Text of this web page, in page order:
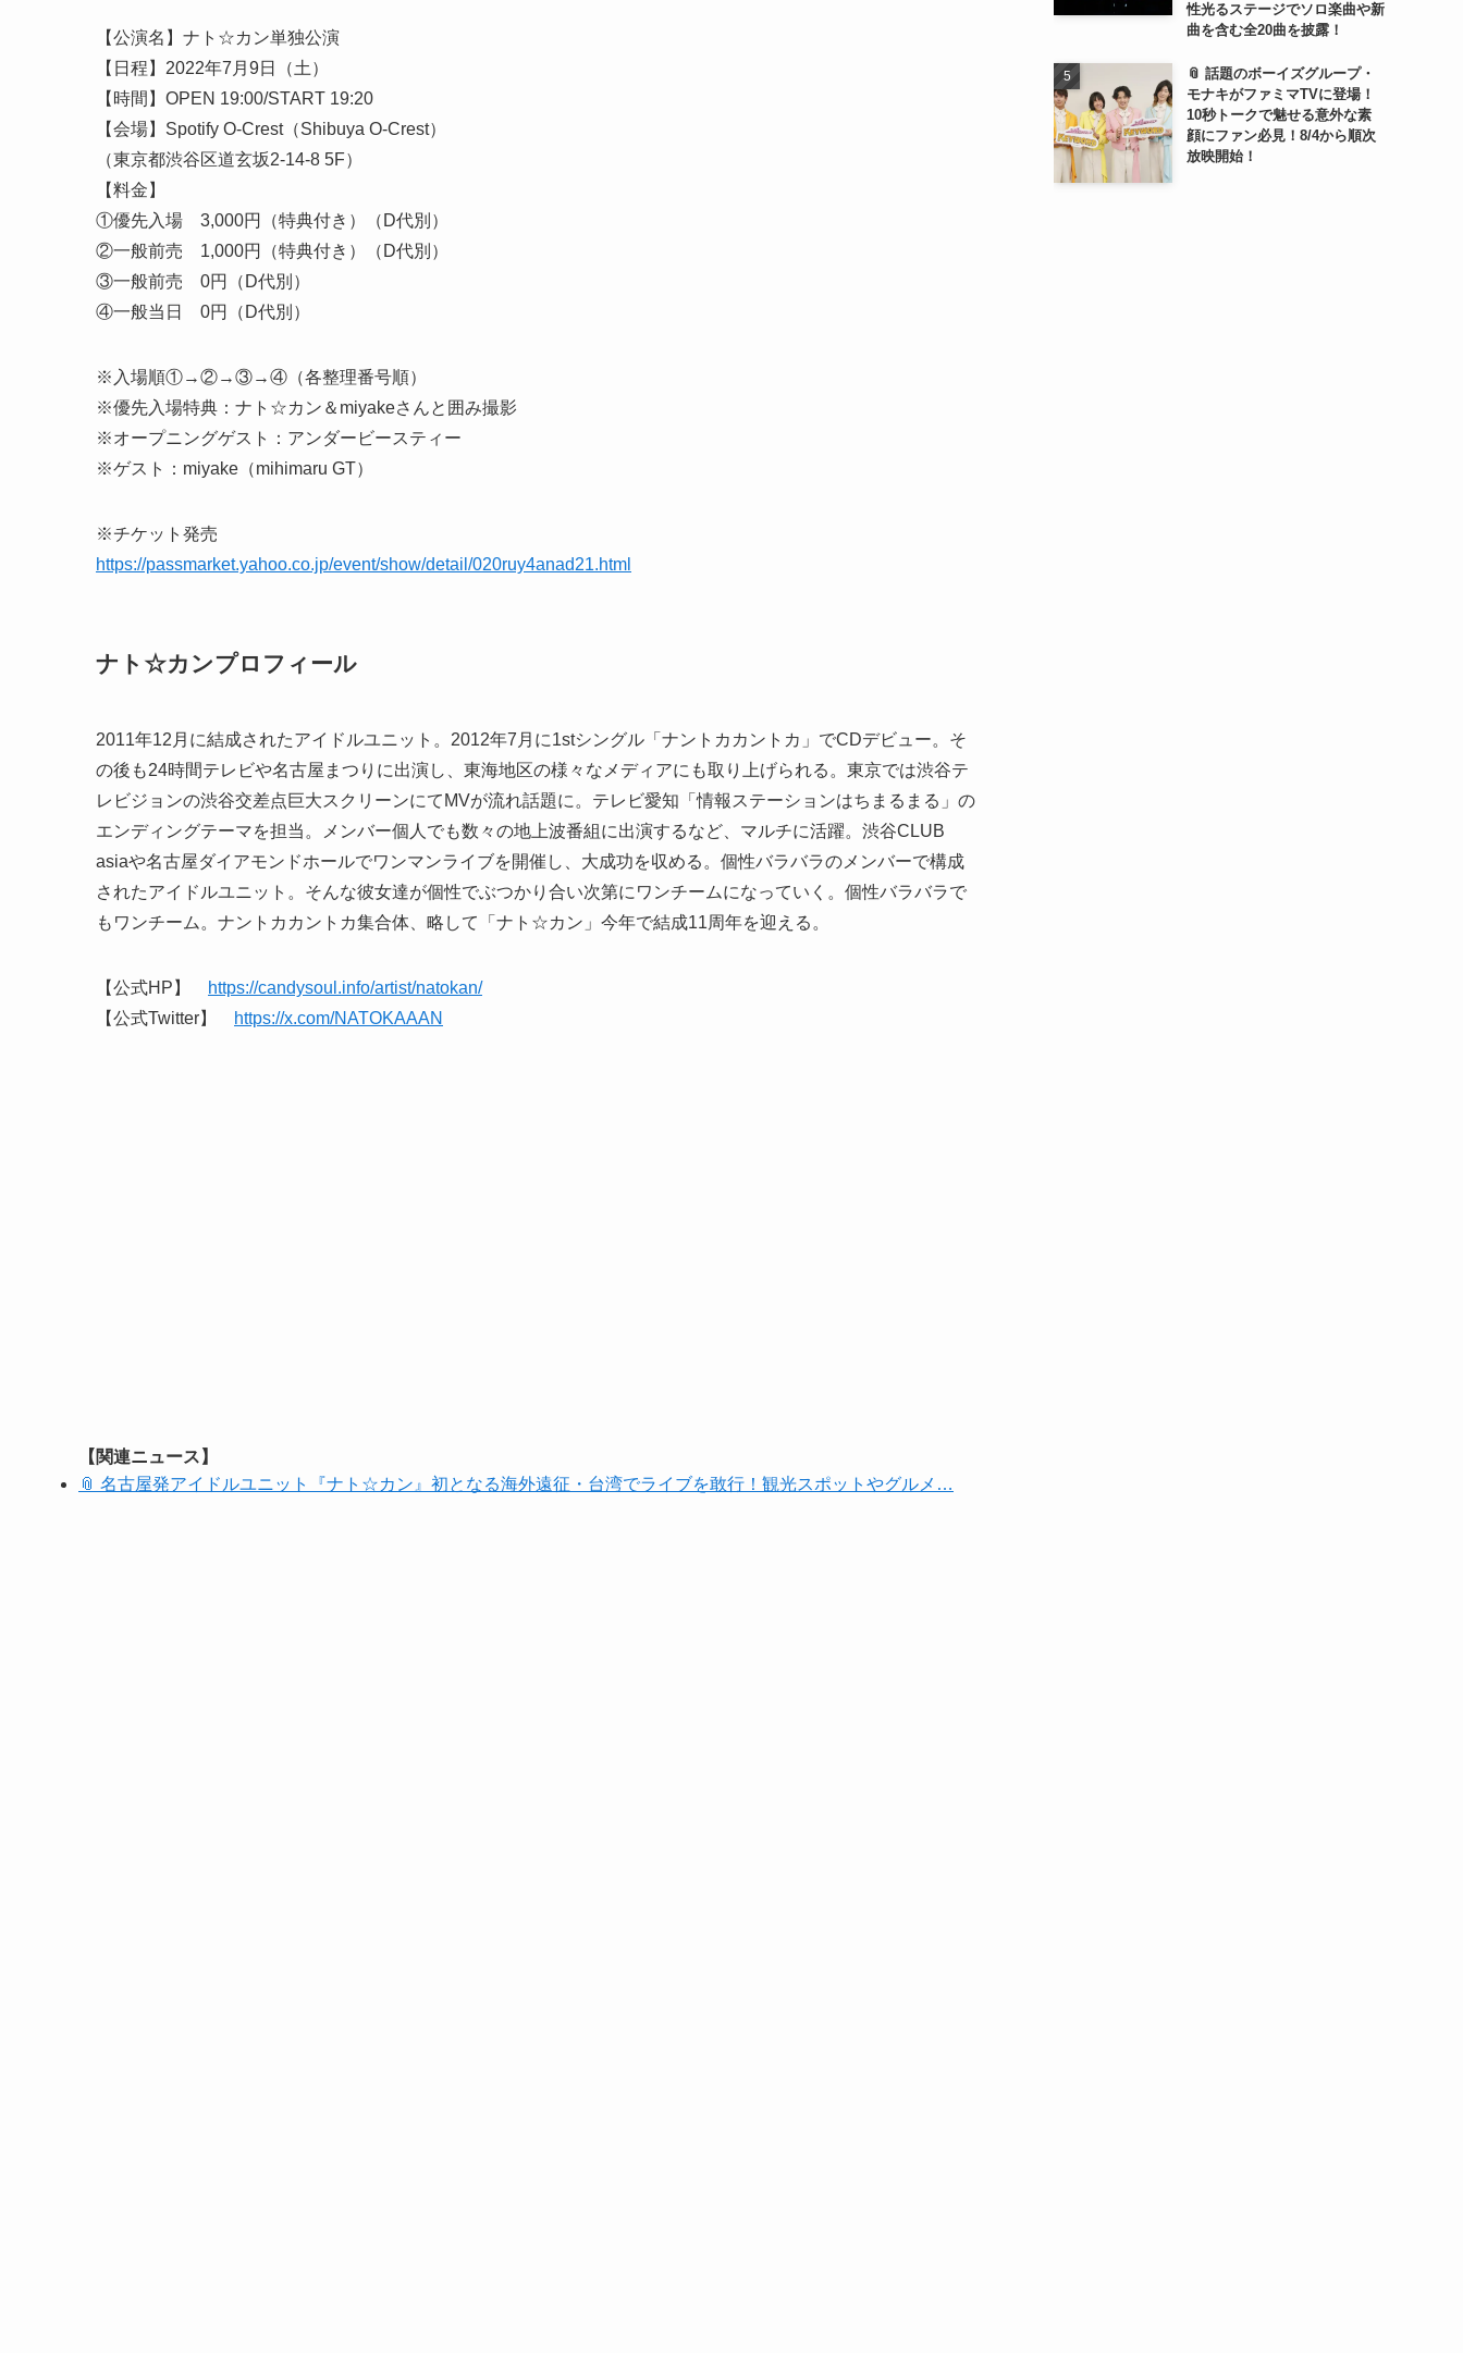
【公演名】ナト☆カン単独公演
【日程】2022年7月9日（土）
【時間】OPEN 19:00/START 19:20
【会場】Spotify O-Crest（Shibuya O-Crest）
（東京都渋谷区道玄坂2-14-8 5F）
【料金】
①優先入場 3,000円（特典付き）（D代別）
②一般前売 1,000円（特典付き）（D代別）
③一般前売 0円（D代別）
④一般当日 0円（D代別）
※入場順①→②→③→④（各整理番号順）
※優先入場特典：ナト☆カン＆miyakeさんと囲み撮影
※オープニングゲスト：アンダービースティー
※ゲスト：miyake（mihimaru GT）
※チケット発売
https://passmarket.yahoo.co.jp/event/show/detail/020ruy4anad21.html
ナト☆カンプロフィール
2011年12月に結成されたアイドルユニット。2012年7月に1stシングル「ナントカカントカ」でCDデビュー。そ
の後も24時間テレビや名古屋まつりに出演し、東海地区の様々なメディアにも取り上げられる。東京では渋谷テ
レビジョンの渋谷交差点巨大スクリーンにてMVが流れ話題に。テレビ愛知「情報ステーションはちまるまる」の
エンディングテーマを担当。メンバー個人でも数々の地上波番組に出演するなど、マルチに活躍。渋谷CLUB
asiaや名古屋ダイアモンドホールでワンマンライブを開催し、大成功を収める。個性バラバラのメンバーで構成
されたアイドルユニット。そんな彼女達が個性でぶつかり合い次第にワンチームになっていく。個性バラバラで
もワンチーム。ナントカカントカ集合体、略して「ナト☆カン」今年で結成11周年を迎える。
【公式HP】
https://candysoul.info/artist/natokan/
【公式Twitter】
https://x.com/NATOKAAAN
【関連ニュース】
📎 名古屋発アイドルユニット『ナト☆カン』初となる海外遠征・台湾でライブを敢行！観光スポットやグルメ…
性光るステージでソロ楽曲や新
曲を含む全20曲を披露！
📎 話題のボーイズグループ・
モナキがファミマTVに登場！
10秒トークで魅せる意外な素
顔にファン必見！8/4から順次
放映開始！